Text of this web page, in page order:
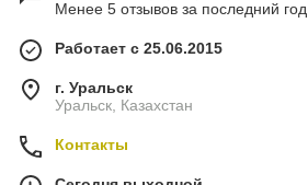
Менее 5 отзывов за последний год
Работает с 25.06.2015
г. Уральск
Уральск, Казахстан
Контакты